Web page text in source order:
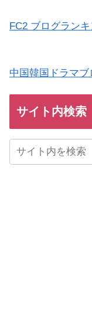
FC2 ブログラン
中国韓国ドラマブ
サイト内検索